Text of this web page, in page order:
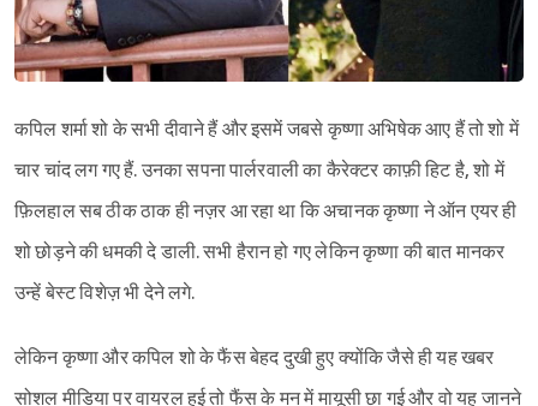
कपिल शर्मा शो के सभी दीवाने हैं और इसमें जबसे कृष्णा अभिषेक आए हैं तो शो में
चार चांद लग गए हैं. उनका सपना पार्लरवाली का कैरेक्टर काफ़ी हिट है, शो में
फ़िलहाल सब ठीक ठाक ही नज़र आ रहा था कि अचानक कृष्णा ने ऑन एयर ही
शो छोड़ने की धमकी दे डाली. सभी हैरान हो गए लेकिन कृष्णा की बात मानकर
उन्हें बेस्ट विशेज़ भी देने लगे.
लेकिन कृष्णा और कपिल शो के फैंस बेहद दुखी हुए क्योंकि जैसे ही यह खबर
सोशल मीडिया पर वायरल हुई तो फैंस के मन में मायूसी छा गई और वो यह जानने